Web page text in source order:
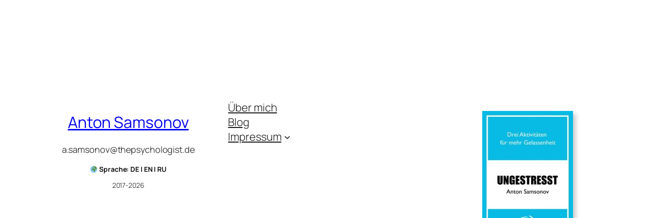
Anton Samsonov
a.samsonov@thepsychologist.de
Sprache: DE | EN | RU
2017-2026
Über mich
Blog
Impressum